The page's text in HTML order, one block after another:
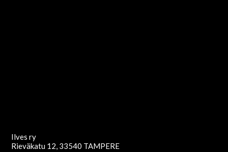
Ilves ry
Rieväkatu 12, 33540 TAMPERE